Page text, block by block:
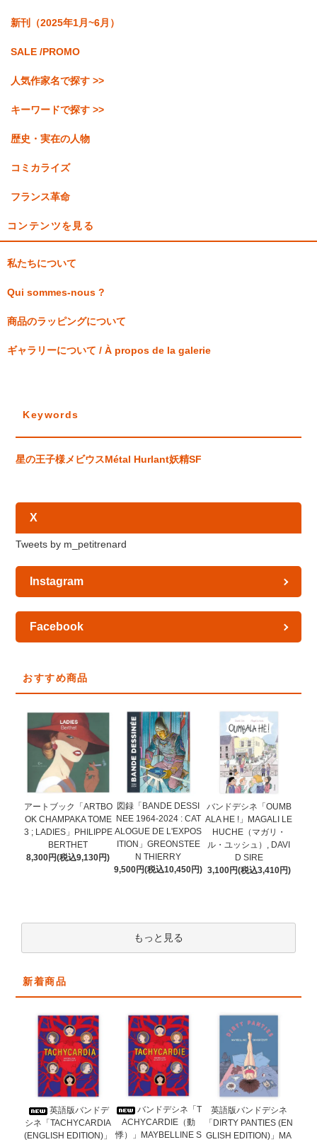
新刊（2025年1月~6月）
SALE /PROMO
人気作家名で探す >>
キーワードで探す >>
歴史・実在の人物
コミカライズ
フランス革命
コンテンツを見る
私たちについて
Qui sommes-nous ?
商品のラッピングについて
ギャラリーについて / À propos de la galerie
Keywords
星の王子様メビウスMétal Hurlant妖精SF
X
Tweets by m_petitrenard
Instagram
Facebook
おすすめ商品
アートブック「ARTBO
OK CHAMPAKA TOME
3 ; LADIES」PHILIPPE
BERTHET
8,300円(税込9,130円)
図録「BANDE DESSI
NEE 1964-2024 : CAT
ALOGUE DE L'EXPOS
ITION」GREONSTEE
N THIERRY
9,500円(税込10,450円)
バンドデシネ「OUMB
ALA HE !」MAGALI LE
HUCHE（マガリ・
ル・ユッシュ）, DAVI
D SIRE
3,100円(税込3,410円)
もっと見る
新着商品
英語版バンドデ
シネ「TACHYCARDIA
(ENGLISH EDITION)」
バンドデシネ「T
ACHYCARDIE（動
悸）」MAYBELLINE S
英語版バンドデシネ
「DIRTY PANTIES (EN
GLISH EDITION)」MA